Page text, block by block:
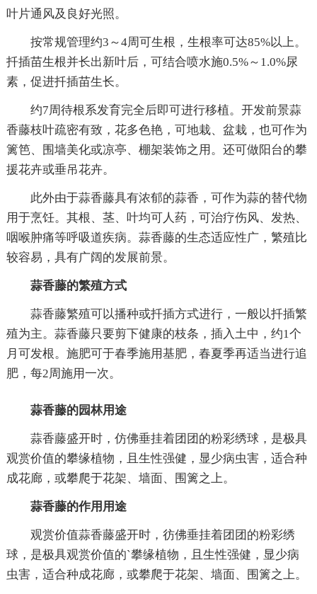
叶片通风及良好光照。
按常规管理约3～4周可生根，生根率可达85%以上。
扦插苗生根并长出新叶后，可结合喷水施0.5%～1.0%尿
素，促进扦插苗生长。
约7周待根系发育完全后即可进行移植。开发前景蒜
香藤枝叶疏密有致，花多色艳，可地栽、盆栽，也可作为
篱笆、围墙美化或凉亭、棚架装饰之用。还可做阳台的攀
援花卉或垂吊花卉。
此外由于蒜香藤具有浓郁的蒜香，可作为蒜的替代物
用于烹饪。其根、茎、叶均可人药，可治疗伤风、发热、
咽喉肿痛等呼吸道疾病。蒜香藤的生态适应性广，繁殖比
较容易，具有广阔的发展前景。
蒜香藤的繁殖方式
蒜香藤繁殖可以播种或扦插方式进行，一般以扦插繁
殖为主。蒜香藤只要剪下健康的枝条，插入土中，约1个
月可发根。施肥可于春季施用基肥，春夏季再适当进行追
肥，每2周施用一次。
蒜香藤的园林用途
蒜香藤盛开时，仿佛垂挂着团团的粉彩绣球，是极具
观赏价值的攀缘植物，且生性强健，显少病虫害，适合种
成花廊，或攀爬于花架、墙面、围篱之上。
蒜香藤的作用用途
观赏价值蒜香藤盛开时，彷佛垂挂着团团的粉彩绣
球，是极具观赏价值的`攀缘植物，且生性强健，显少病
虫害，适合种成花廊，或攀爬于花架、墙面、围篱之上。